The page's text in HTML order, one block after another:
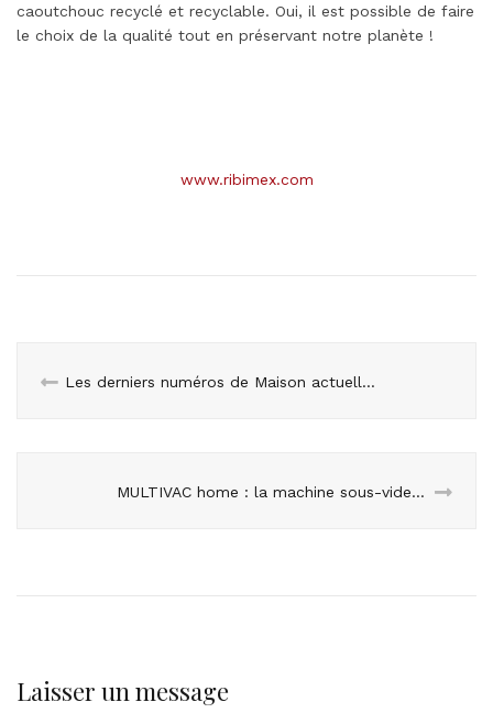
caoutchouc recyclé et recyclable. Oui, il est possible de faire
le choix de la qualité tout en préservant notre planète !
www.ribimex.com
Les derniers numéros de Maison actuelle et Maison et Jardin actuels disponibles malgré le confinement
MULTIVAC home : la machine sous-vide incontournable pour la maison !
Laisser un message